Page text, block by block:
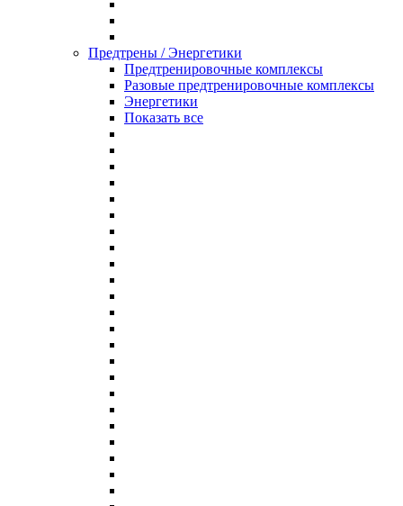
Предтрены / Энергетики
Предтренировочные комплексы
Разовые предтренировочные комплексы
Энергетики
Показать все